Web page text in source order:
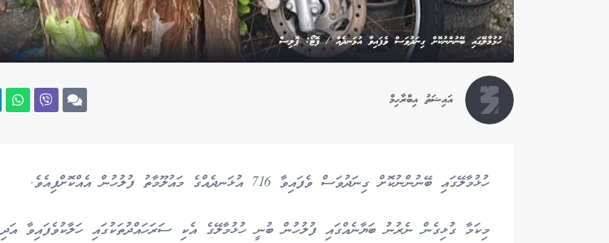
ހުޅުމާލޭގައި ބޭނުންނުކޮށް ގިނަދުވަސް ވެފައިވާ އުޅަނދެއް / ފޮޓޯ: ޕޮލިސް
އައިޝަތު އިބްރާހިމް
ހުޅުމާލޭގައި ބޭނުންނުކޮށް ގިނަދުވަސް ވެފައިވާ 716 އުޅަނދެއްގެ މައުލޫމާތު ފުލުހުން އެއްކޮށްފިއެވެ.
މިކަމާ ގުޅިގެން ނެރުނު ބަޔާނެއްގައި ފުލުހުން ބުނީ ހުޅުމާލޭގެ އެކި ސަރަހައްދުތަކުގައި ހަލާކުވެފައިވާ އަދި